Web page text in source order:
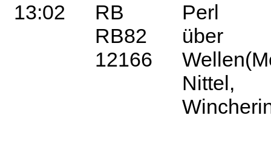
13:02
RB
RB82
12166
Perl
über
Nittel,